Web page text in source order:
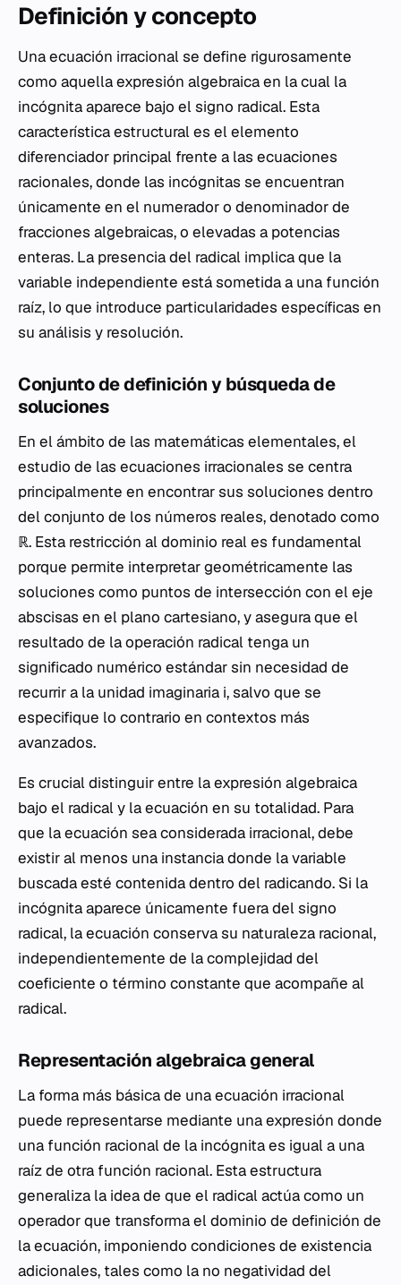
Definición y concepto
Una ecuación irracional se define rigurosamente
como aquella expresión algebraica en la cual la
incógnita aparece bajo el signo radical. Esta
característica estructural es el elemento
diferenciador principal frente a las ecuaciones
racionales, donde las incógnitas se encuentran
únicamente en el numerador o denominador de
fracciones algebraicas, o elevadas a potencias
enteras. La presencia del radical implica que la
variable independiente está sometida a una función
raíz, lo que introduce particularidades específicas en
su análisis y resolución.
Conjunto de definición y búsqueda de
soluciones
En el ámbito de las matemáticas elementales, el
estudio de las ecuaciones irracionales se centra
principalmente en encontrar sus soluciones dentro
del conjunto de los números reales, denotado como
ℝ. Esta restricción al dominio real es fundamental
porque permite interpretar geométricamente las
soluciones como puntos de intersección con el eje
abscisas en el plano cartesiano, y asegura que el
resultado de la operación radical tenga un
significado numérico estándar sin necesidad de
recurrir a la unidad imaginaria i, salvo que se
especifique lo contrario en contextos más
avanzados.
Es crucial distinguir entre la expresión algebraica
bajo el radical y la ecuación en su totalidad. Para
que la ecuación sea considerada irracional, debe
existir al menos una instancia donde la variable
buscada esté contenida dentro del radicando. Si la
incógnita aparece únicamente fuera del signo
radical, la ecuación conserva su naturaleza racional,
independientemente de la complejidad del
coeficiente o término constante que acompañe al
radical.
Representación algebraica general
La forma más básica de una ecuación irracional
puede representarse mediante una expresión donde
una función racional de la incógnita es igual a una
raíz de otra función racional. Esta estructura
generaliza la idea de que el radical actúa como un
operador que transforma el dominio de definición de
la ecuación, imponiendo condiciones de existencia
adicionales, tales como la no negatividad del